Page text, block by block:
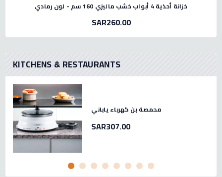
خزانة أحذية 4 أبواب خشب ماليزي 160 سم - لون رمادي
SAR260.00
KITCHENS & RESTAURANTS
محمصة بن كهرباء ياباني
SAR307.00